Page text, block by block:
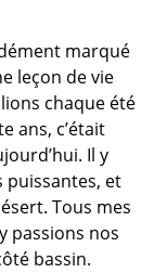
marqué
leçon de vie
chaque été
ans, c’était
Il y
puissantes, et
Tous mes
passions nos
bassin.